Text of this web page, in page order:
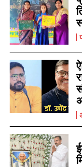
I've read and